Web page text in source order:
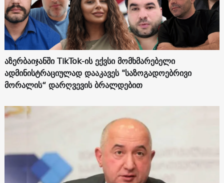
აზერბაიჯანში TikTok-ის ექვსი მომხმარებელი
ადმინისტრაციულად დააკავეს "საზოგადოებრივი
მორალის“ დარღვევის ბრალდებით